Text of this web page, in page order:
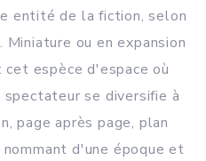
entité de la fiction, selon
ou en expansion
espèce d'espace où
se diversifie à
page après page, plan
d'une époque et